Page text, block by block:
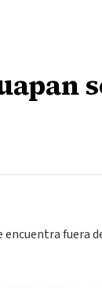
encuentra fuera